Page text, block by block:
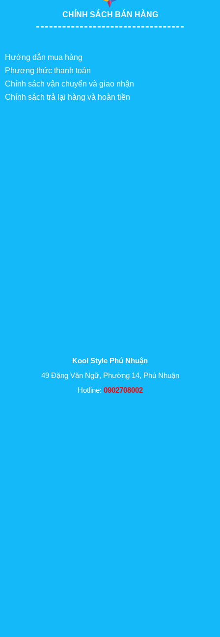
CHÍNH SÁCH BÁN HÀNG
Hướng dẫn mua hàng
Phương thức thanh toán
Chính sách vận chuyển và giao nhận
Chính sách trả lại hàng và hoàn tiền
Kool Style Phú Nhuận
49 Đặng Văn Ngữ, Phường 14, Phú Nhuận
Hotline: 0902708002